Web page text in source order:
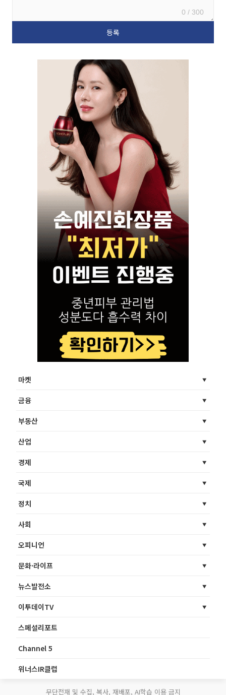
0 / 300
마켓
금융
부동산
산업
경제
국제
정치
사회
오피니언
문화·라이프
뉴스발전소
이투데이TV
스페셜리포트
Channel 5
위너스IR클럽
무단전재 및 수집, 복사, 재배포, AI학습 이용 금지